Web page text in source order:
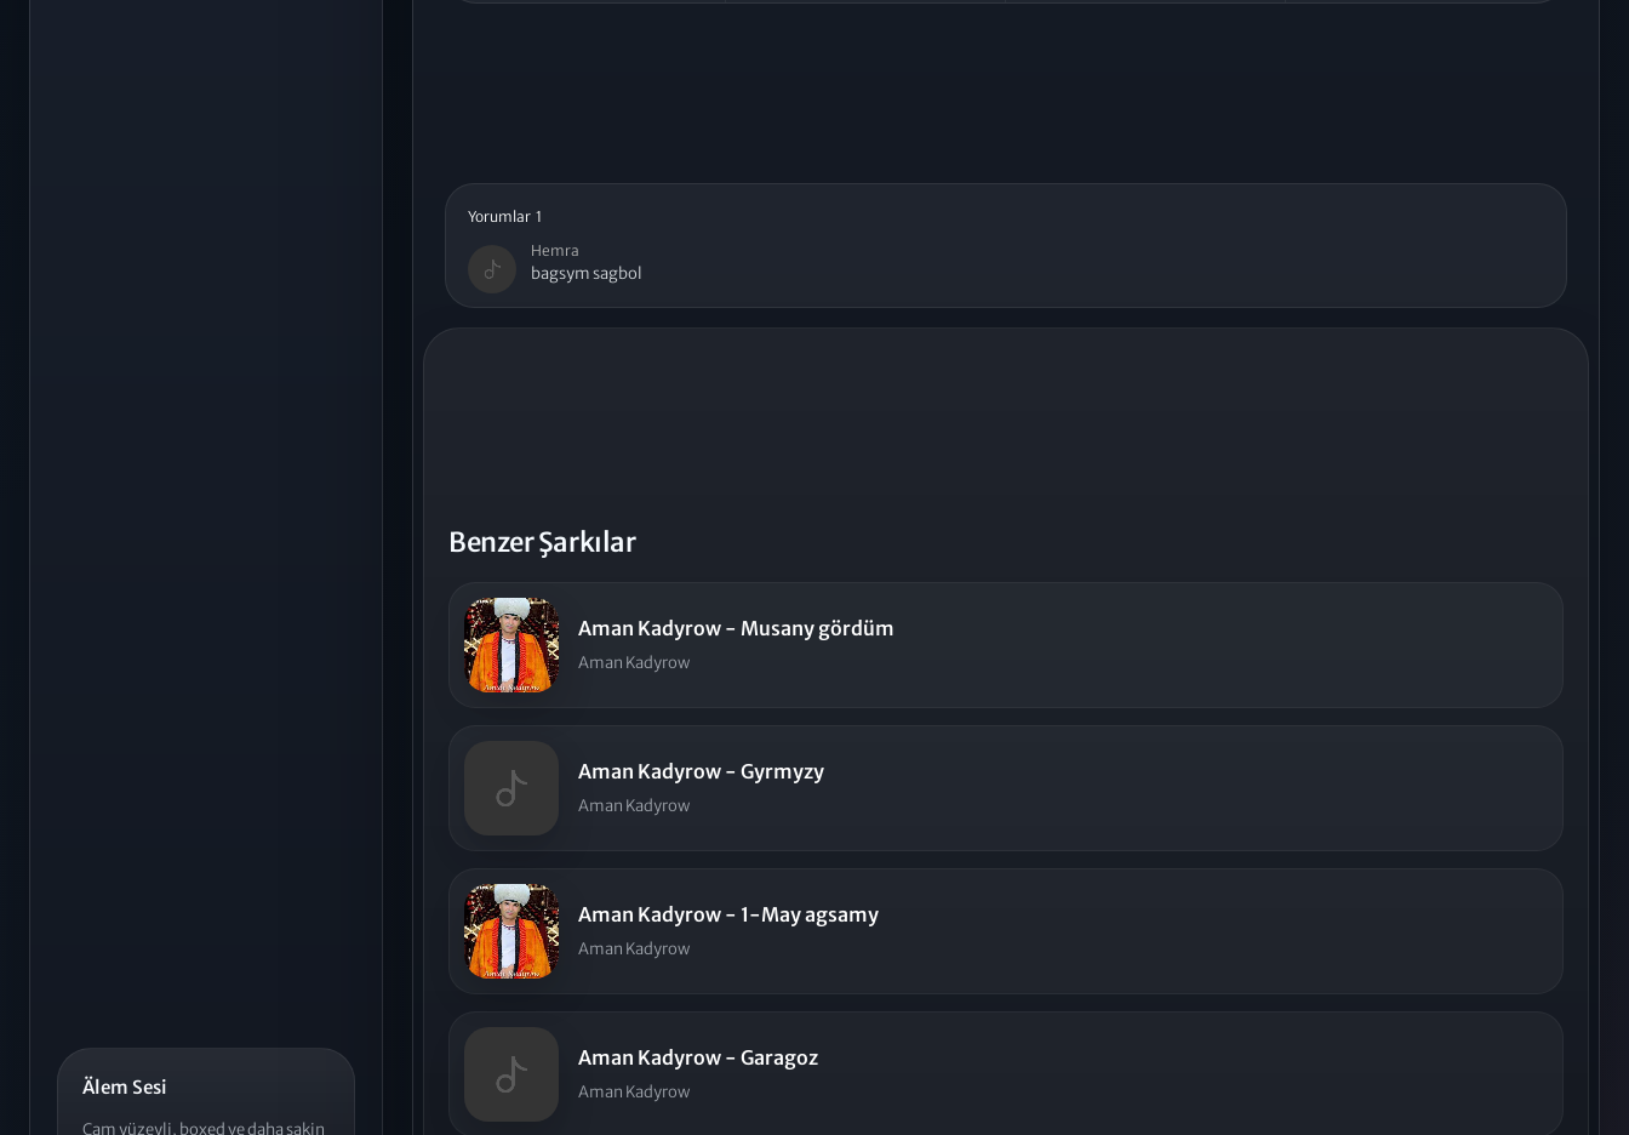
Älem Sesi
Cam yüzeyli, boxed ve daha sakin
Yorumlar 1
Hemra
bagsym sagbol
Benzer Şarkılar
Aman Kadyrow - Musany gördüm
Aman Kadyrow
Aman Kadyrow - Gyrmyzy
Aman Kadyrow
Aman Kadyrow - 1-May agsamy
Aman Kadyrow
Aman Kadyrow - Garagoz
Aman Kadyrow